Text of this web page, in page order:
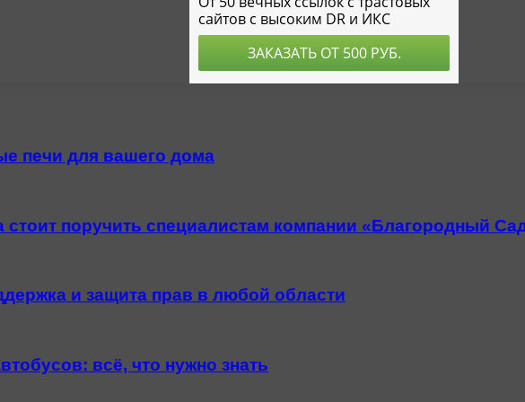
печи для вашего дома
стоит поручить специалистам компании «Благородный
и защита прав в любой области
всё, что нужно знать